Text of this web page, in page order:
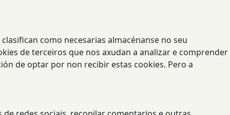
como necesarias almacénanse no seu
de terceiros que nos axudan a analizar e comprender
de optar por non recibir estas cookies. Pero a